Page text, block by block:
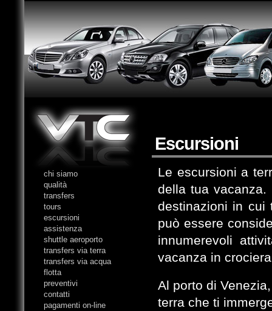
Escursioni
Le escursioni a
della tua
destinazioni in cui
può essere
innumerevoli
vacanza in
Al porto di
terra che ti
chi siamo
qualità
transfers
tours
escursioni
assistenza
shuttle aeroporto
transfers via terra
transfers via acqua
flotta
preventivi
contatti
pagamenti on-line